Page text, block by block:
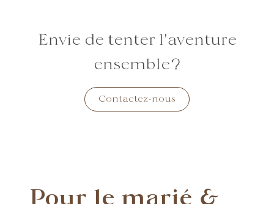
Envie de tenter l'aventure
ensemble?
Contactez-nous
Pour le marié &